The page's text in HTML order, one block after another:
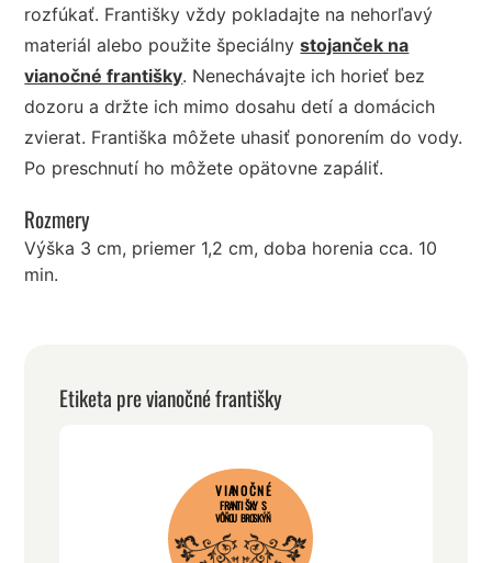
rozfúkať. Františky vždy pokladajte na nehorľavý
materiál alebo použite špeciálnystojanček na
vianočné františky. Nenechávajte ich horieť bez
dozoru a držte ich mimo dosahu detí a domácich
zvierat. Františka môžete uhasiť ponorením do vody.
Po preschnutí ho môžete opätovne zapáliť.
Rozmery
Výška 3 cm, priemer 1,2 cm, doba horenia cca. 10
min.
Etiketa pre vianočné františky
VIANOČNÉ
FRANTIŠKY S
VÔŇOU BROSKÝŇ